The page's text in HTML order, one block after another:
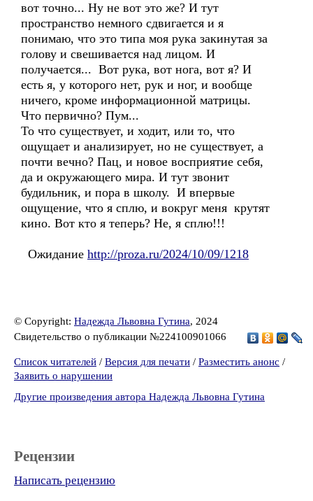
вот точно... Ну не вот это же? И тут
пространство немного сдвигается и я
понимаю, что это типа моя рука закинутая за
голову и свешивается над лицом. И
получается... Вот рука, вот нога, вот я? И
есть я, у которого нет, рук и ног, и вообще
ничего, кроме информационной матрицы.
Что первично? Пум...
То что существует, и ходит, или то, что
ощущает и анализирует, но не существует, а
почти вечно? Пац, и новое восприятие себя,
да и окружающего мира. И тут звонит
будильник, и пора в школу. И впервые
ощущение, что я сплю, и вокруг меня крутят
кино. Вот кто я теперь? Не, я сплю!!!
Ожидание http://proza.ru/2024/10/09/1218
© Copyright: Надежда Львовна Гутина, 2024
Свидетельство о публикации №224100901066
Список читателей / Версия для печати / Разместить анонс /
Заявить о нарушении
Другие произведения автора Надежда Львовна Гутина
Рецензии
Написать рецензию